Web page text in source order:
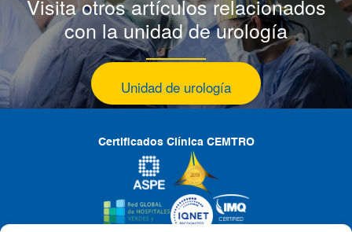
Visita otros artículos relacionados
con la unidad de urología
Unidad de urología
Certificados Clínica CEMTRO